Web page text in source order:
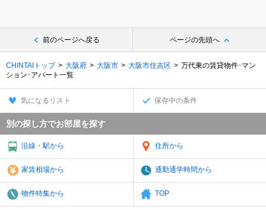
前のページへ戻る ページの先頭へ
CHINTAIトップ 大阪府 大阪市 大阪市住吉区
万代東の賃貸物件･マン
ション･アパート一覧
気になるリスト 保存中の条件
別の探し方でお部屋を探す
沿線・駅から 住所から
家賃相場から 通勤通学時間から
物件特集から TOP